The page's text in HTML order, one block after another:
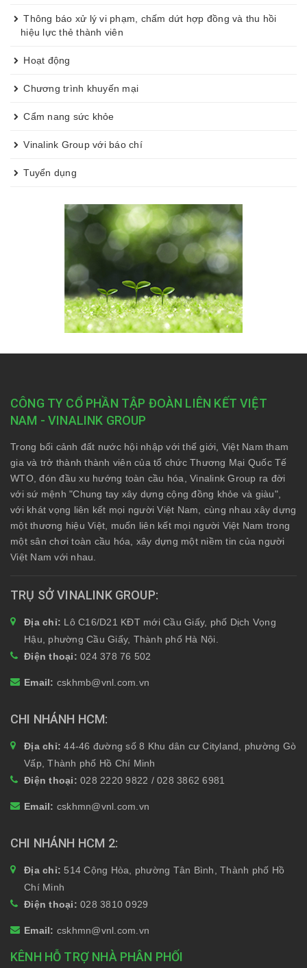
Thông báo xử lý vi phạm, chấm dứt hợp đồng và thu hồi
hiệu lực thẻ thành viên
Hoạt động
Chương trình khuyến mại
Cẩm nang sức khỏe
Vinalink Group với báo chí
Tuyển dụng
CÔNG TY CỔ PHẦN TẬP ĐOÀN LIÊN KẾT VIỆT
NAM - VINALINK GROUP
Trong bối cảnh đất nước hội nhập với thế giới, Việt Nam tham
gia và trở thành thành viên của tổ chức Thương Mại Quốc Tế
WTO, đón đầu xu hướng toàn cầu hóa, Vinalink Group ra đời
với sứ mệnh "Chung tay xây dựng cộng đồng khỏe và giàu",
với khát vọng liên kết mọi người Việt Nam, cùng nhau xây dựng
một thương hiệu Việt, muốn liên kết mọi người Việt Nam trong
một sân chơi toàn cầu hóa, xây dựng một niềm tin của người
Việt Nam với nhau.
TRỤ SỞ VINALINK GROUP
Địa chỉ: Lô C16/D21 KĐT mới Cầu Giấy, phố Dịch Vọng
Hậu, phường Cầu Giấy, Thành phố Hà Nội.
Điện thoại: 024 378 76 502
Email: cskhmb@vnl.com.vn
CHI NHÁNH HCM
Địa chỉ:44-46 đường số 8 Khu dân cư Cityland, phường Gò
Vấp, Thành phố Hồ Chí Minh
Điện thoại: 028 2220 9822 / 028 3862 6981
Email: cskhmn@vnl.com.vn
CHI NHÁNH HCM 2
Địa chỉ: 514 Cộng Hòa, phường Tân Bình, Thành phố Hồ
Chí Minh
Điện thoại: 028 3810 0929
Email: cskhmn@vnl.com.vn
KÊNH HỖ TRỢ NHÀ PHÂN PHỐI